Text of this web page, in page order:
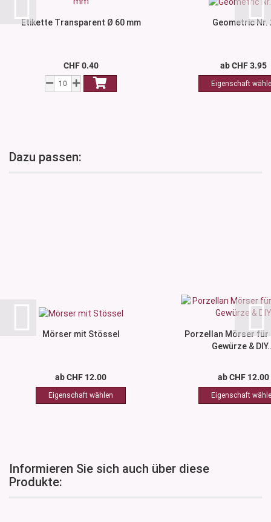
Etikette Transparent Ø 60 mm
CHF 0.40
Geometric Nr.
ab CHF 3.95
Dazu passen:
Mörser mit Stössel
ab CHF 12.00
Porzellan Mörser für
Gewürze &
ab CHF 12.00
Informieren Sie sich auch über diese
Produkte: